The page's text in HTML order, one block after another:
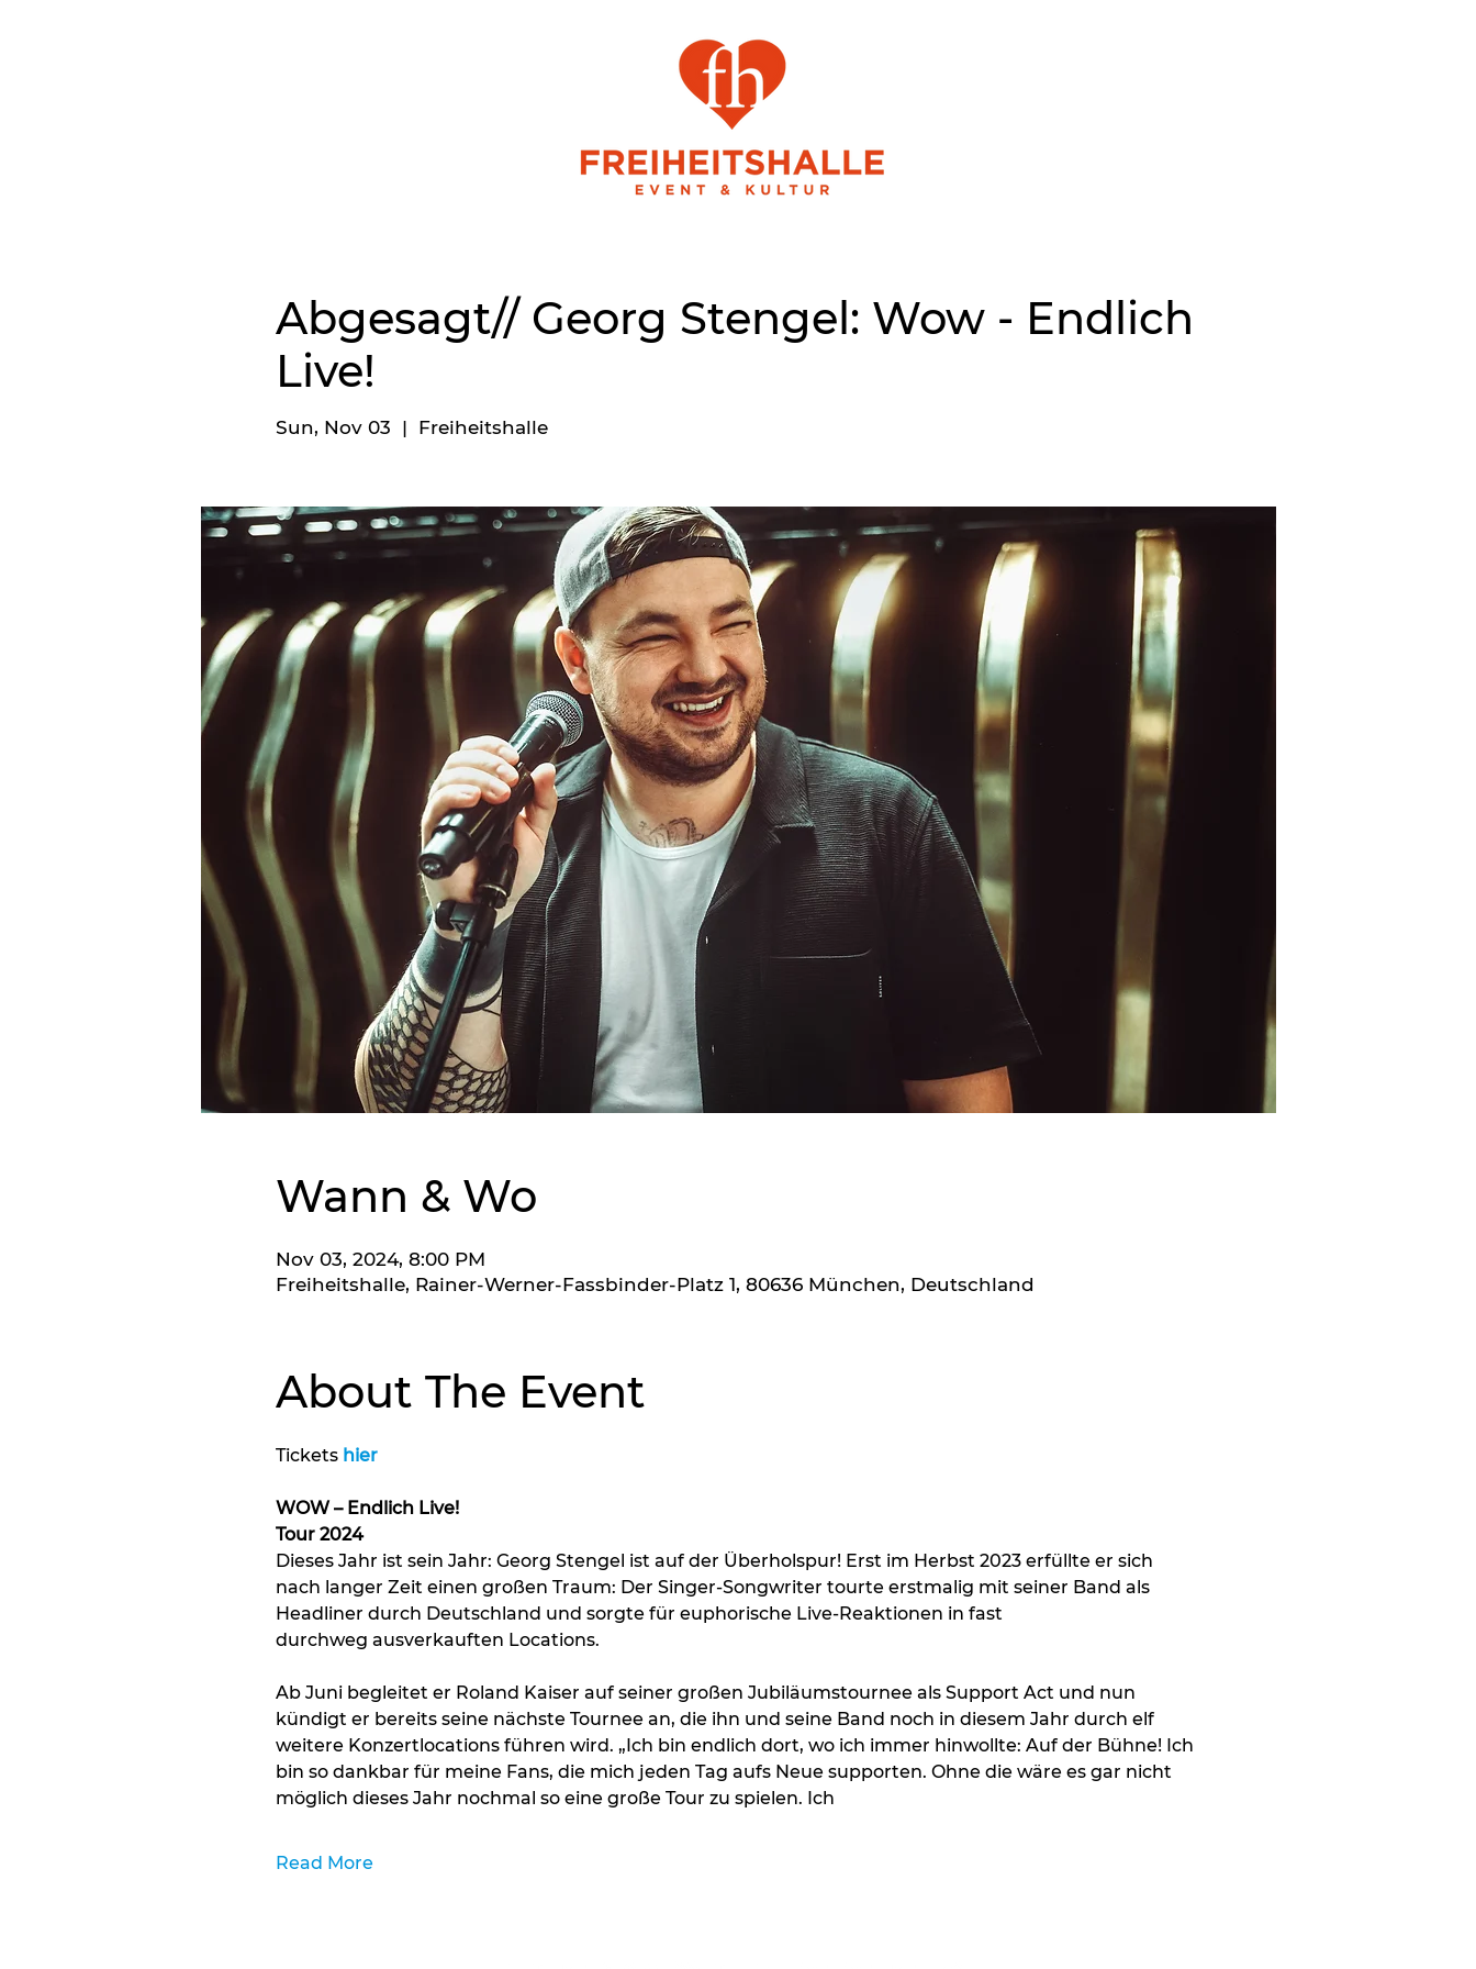
Abgesagt// Georg Stengel: Wow - Endlich
Live!
Sun, Nov 03
  |
Freiheitshalle
Wann & Wo
Nov 03, 2024, 8:00 PM
Freiheitshalle, Rainer-Werner-Fassbinder-Platz 1, 80636 München, Deutschland
About The Event
Tickets hier
WOW – Endlich Live!
Tour 2024
Dieses Jahr ist sein Jahr: Georg Stengel ist auf der Überholspur! Erst im Herbst 2023 erfüllte er sich
nach langer Zeit einen großen Traum: Der Singer-Songwriter tourte erstmalig mit seiner Band als
Headliner durch Deutschland und sorgte für euphorische Live-Reaktionen in fast
durchweg ausverkauften Locations.
Ab Juni begleitet er Roland Kaiser auf seiner großen Jubiläumstournee als Support Act und nun
kündigt er bereits seine nächste Tournee an, die ihn und seine Band noch in diesem Jahr durch elf
weitere Konzertlocations führen wird. „Ich bin endlich dort, wo ich immer hinwollte: Auf der Bühne! Ich
bin so dankbar für meine Fans, die mich jeden Tag aufs Neue supporten. Ohne die wäre es gar nicht
möglich dieses Jahr nochmal so eine große Tour zu spielen. Ich
Read More